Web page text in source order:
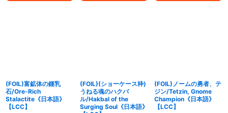
(FOIL)富鉱体の鍾乳
石/Ore-Rich
Stalactite《日本語》
【LCC】
(FOIL)(ショーケース枠)
うねる魂のハクバ
ル/Hakbal of the
Surging Soul《日本語》
(FOIL)ノームの勇者、テ
ジン/Tetzin, Gnome
Champion《日本語》
【LCC】